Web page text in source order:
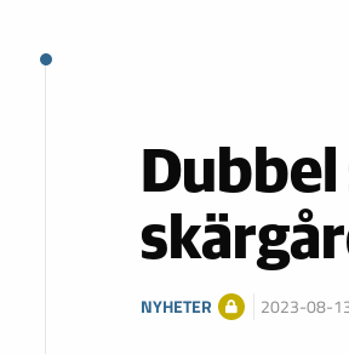
NYHETER 2023-08-